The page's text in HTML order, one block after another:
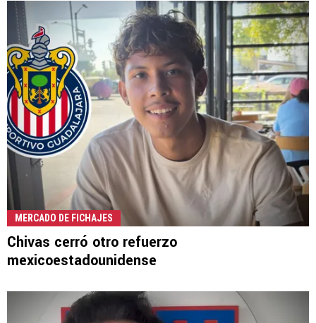
MERCADO DE FICHAJES
Chivas cerró otro refuerzo
mexicoestadounidense